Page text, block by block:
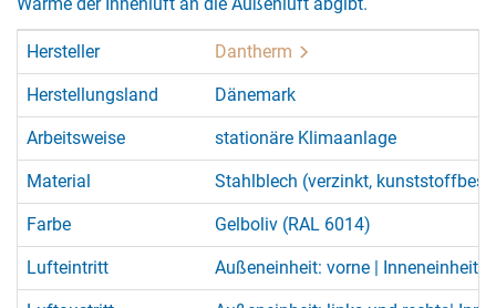
Hersteller Dantherm
Herstellungsland Dänemark
Arbeitsweise stationäre Klimaanlage
Material Stahlblech (verzinkt,
Farbe Gelboliv (RAL 6014)
Lufteintritt Außeneinheit: vorne | Inneneinheit: